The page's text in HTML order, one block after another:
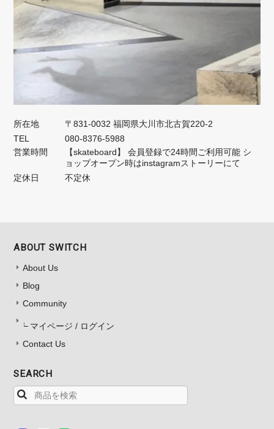
所在地
〒831-0032 福岡県大川市北古賀220-2
TEL
080-8376-5988
営業時間
【skateboard】 会員登録で24時間ご利用可能 シ
ョップオープン時はinstagramストーリーにて
定休日
不定休
ABOUT SWITCH
About Us
Blog
Community
マイページ / ログイン
Contact Us
SEARCH